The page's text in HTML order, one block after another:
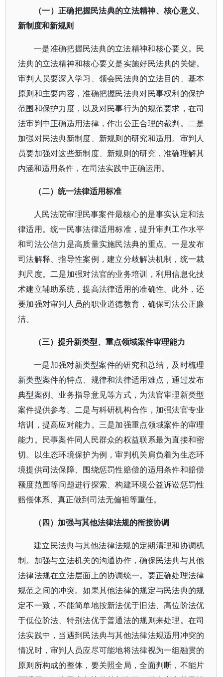
（一）正确把握民法典的立法精神、核心意义、
新制度和新规则
一是准确把握民法典的立法精神和核心要义。民
法典的立法精神和核心要义是实施好民法典的关键。
审判人员要深入学习、领会民法典的立法目的、基本
原则和主要内容，准确把握民法典对民事权利的保护
范围和保护力度，以及对民事行为的规范要求，在司
法审判中正确适用法律，作出公正合理的裁判。二是
加强对民法典新制度、新规则的研究和适用。审判人
员要加强对这些新制度、新规则的研究，准确理解其
内涵和适用条件，在司法实践中正确运用。
（二）统一法律适用标准
人民法院审理民事案件最核心的是事实认定和法
律适用。统一民事法律适用标准，提升审判工作水平
和司法公信力是高质量实施民法典的重点。一是发布
司法解释、指导性案例，建立分歧解决机制，统一裁
判尺度。二是加强对法官的业务培训，利用信息化技
术建立辅助系统，提高法律适用的准确性。此外，还
要加强对审判人员的职业道德教育，确保司法公正廉
洁。
（三）提升新类型、重点领域案件审理能力
一是加强对新类型案件的研究和总结，及时梳理
新类型案件的特点、规律和法律适用难点，通过发布
典型案例、业务指导意见等方式，为法官审理新类型
案件提供参考。二是与科研机构合作，加强法官专业
培训，提高应对能力。三是加强重点领域案件的审理
能力。民事案件同人民群众的权益联系最为直接和密
切。以生态环境保护为例，审判机关肩负着为生态环
境提供司法保障、围绕惩罚性赔偿的适用条件和赔偿
额度范围等问题进行探索、构建环境公益诉讼惩罚性
赔偿体系、真正做到司法无偏袒等重任。
（四）加强与其他法律法规的衔接协调
建立民法典与其他法律法规的定期清理和协调机
制。加强与立法机关的沟通协作，确保民法典与其他
法律法规在立法层面上的协调统一。要正确处理法律
规范之间的冲突。如果其他法律的规定与民法典的规
定不一致，不能简单地按新法优于旧法、高位阶法优
于低位阶法、特别法优于普通法的规则来处理。在司
法实践中，当遇到民法典与其他法律法规适用冲突的
情况时，审判人员应尽可能地将法律视为一组融贯的
原则所构成的整体，要关照全局，全面判断，不能片